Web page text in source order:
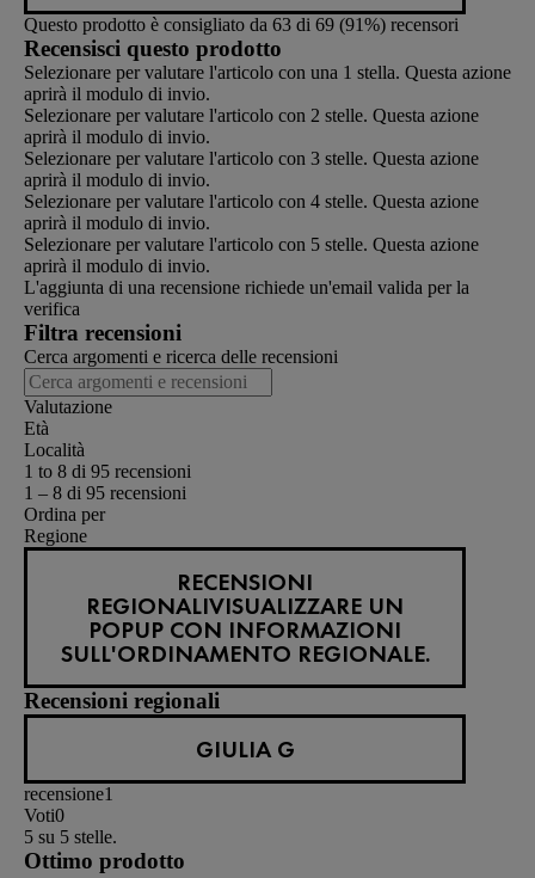
Questo prodotto è consigliato da 63 di 69 (91%) recensori
Recensisci questo prodotto
Selezionare per valutare l'articolo con una 1 stella. Questa azione
aprirà il modulo di invio.
Selezionare per valutare l'articolo con 2 stelle. Questa azione
aprirà il modulo di invio.
Selezionare per valutare l'articolo con 3 stelle. Questa azione
aprirà il modulo di invio.
Selezionare per valutare l'articolo con 4 stelle. Questa azione
aprirà il modulo di invio.
Selezionare per valutare l'articolo con 5 stelle. Questa azione
aprirà il modulo di invio.
L'aggiunta di una recensione richiede un'email valida per la
verifica
Filtra recensioni
Cerca argomenti e ricerca delle recensioni
Valutazione
Età
Località
1 to 8 di 95 recensioni
1 – 8 di 95 recensioni
Ordina per
Regione
RECENSIONI
REGIONALIVISUALIZZARE UN
POPUP CON INFORMAZIONI
SULL'ORDINAMENTO REGIONALE.
Recensioni regionali
GIULIA G
recensione1
Voti0
5 su 5 stelle.
Ottimo prodotto